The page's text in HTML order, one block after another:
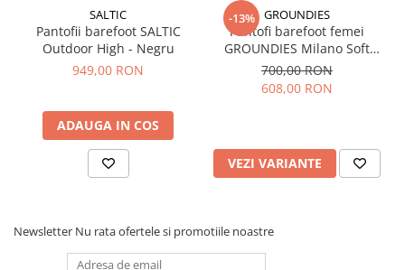
SALTIC
Pantofii barefoot SALTIC
Outdoor High - Negru
949,00 RON
ADAUGA IN COS
-13% GROUNDIES
Pantofi barefoot femei
GROUNDIES Milano Soft
Barefoot+ - Negru (wide/lat)
700,00 RON
608,00 RON
VEZI VARIANTE
Newsletter Nu rata ofertele si promotiile noastre